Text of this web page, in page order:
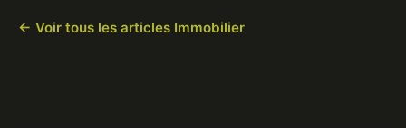
← Voir tous les articles Immobilier